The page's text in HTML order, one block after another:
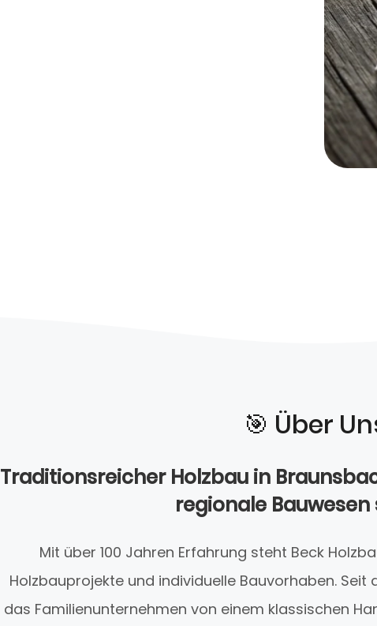
🎯️ Über
Traditionsreicher Holzbau in
regionale Bauwesen
Mit über 100 Jahren Erfahrung steht Beck
Holzbauprojekte und individuelle Bauvorhaben. Seit
das Familienunternehmen von einem klassischen